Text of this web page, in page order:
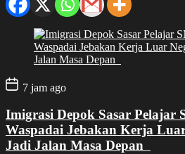
7 jam ago
Imigrasi Depok Sasar Pelajar
Waspadai Jebakan Kerja
Jadi Jalan Masa Depan